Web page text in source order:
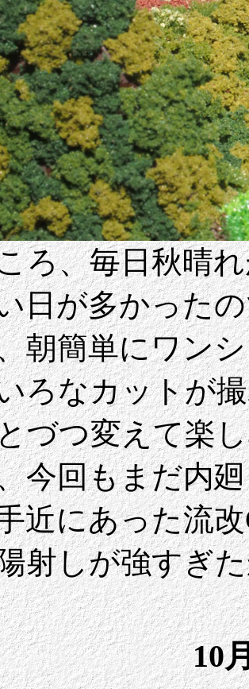
ろ、毎日秋晴
日が多かった
朝簡単にワン
ろなカットが
づつ変えて楽
今回もまだ内
近にあった流
射しが強すぎ
10